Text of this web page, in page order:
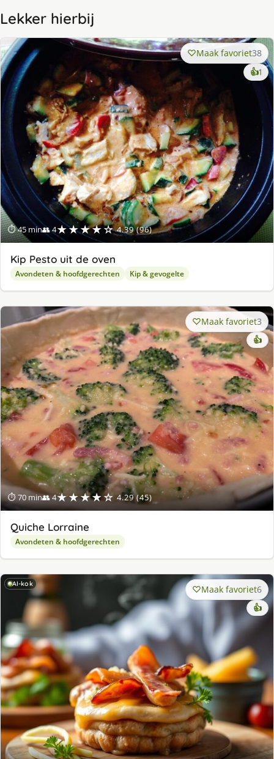
Lekker hierbij
⏱ 45 min👥 4★★★★☆ 4.39 (96)
Maak favoriet38
👍1
Kip Pesto uit de oven
Avondeten & hoofdgerechten Kip & gevogelte
⏱ 70 min👥 4★★★★☆ 4.29 (45)
Maak favoriet3
👍
Quiche Lorraine
Avondeten & hoofdgerechten
AI-kok Maak favoriet6
👍